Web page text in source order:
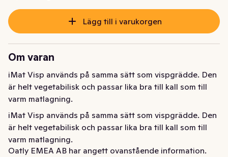
Lägg till i varukorgen
Om varan
iMat Visp används på samma sätt som vispgrädde. Den
är helt vegetabilisk och passar lika bra till kall som till
varm matlagning.
iMat Visp används på samma sätt som vispgrädde. Den
är helt vegetabilisk och passar lika bra till kall som till
varm matlagning.
Oatly EMEA AB har angett ovanstående information.